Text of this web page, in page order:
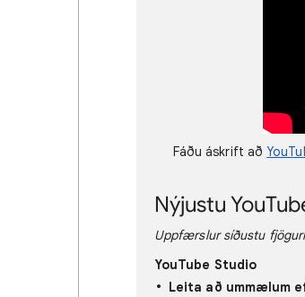
Fáðu áskrift að
Nýjustu
Uppfærslur síðustu
YouTube Studio
Leita að ummælum